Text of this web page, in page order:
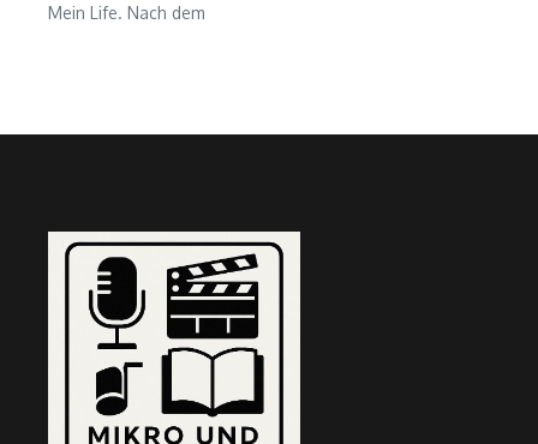
Mein Life. Nach dem